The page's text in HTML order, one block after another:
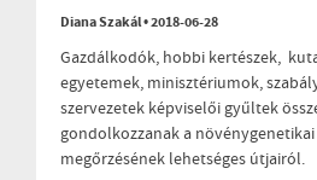
Diana Szakál•2018-06-28
Gazdálkodók, hobbi kertészek,
egyetemek, minisztériumok,
szervezetek képviselői gyűltek
gondolkozzanak a
megőrzésének lehetséges útjairól.